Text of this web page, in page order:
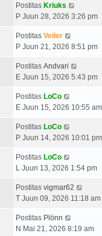
Postitas Kriuks
P Juun 28, 2026 3:26 pm
Postitas Veiler
P Juun 21, 2026 8:51 pm
Postitas Andvari
E Juun 15, 2026 5:43 pm
Postitas LoCo
E Juun 15, 2026 10:55 am
Postitas LoCo
P Juun 14, 2026 10:01 pm
Postitas LoCo
L Juun 13, 2026 1:54 pm
Postitas vigmar62
T Juun 09, 2026 11:18 am
Postitas Plönn
N Mai 21, 2026 8:19 am